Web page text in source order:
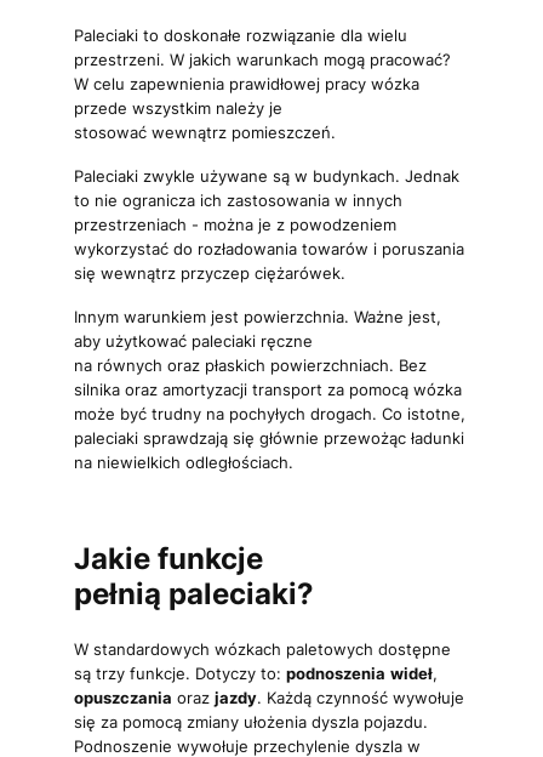
Paleciaki to doskonałe rozwiązanie dla wielu
przestrzeni. W jakich warunkach mogą pracować?
W celu zapewnienia prawidłowej pracy wózka
przede wszystkim należy je
stosować wewnątrz pomieszczeń.
Paleciaki zwykle używane są w budynkach. Jednak
to nie ogranicza ich zastosowania w innych
przestrzeniach - można je z powodzeniem
wykorzystać do rozładowania towarów i poruszania
się wewnątrz przyczep ciężarówek.
Innym warunkiem jest powierzchnia. Ważne jest,
aby użytkować paleciaki ręczne
na równych oraz płaskich powierzchniach. Bez
silnika oraz amortyzacji transport za pomocą wózka
może być trudny na pochyłych drogach. Co istotne,
paleciaki sprawdzają się głównie przewożąc ładunki
na niewielkich odległościach.
Jakie funkcje
pełnią paleciaki?
W standardowych wózkach paletowych dostępne
są trzy funkcje. Dotyczy to: podnoszenia wideł,
opuszczania oraz jazdy. Każdą czynność wywołuje
się za pomocą zmiany ułożenia dyszla pojazdu.
Podnoszenie wywołuje przechylenie dyszla w